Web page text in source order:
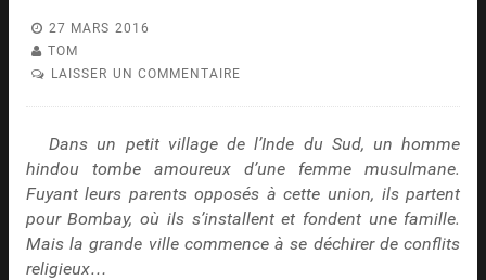
27 MARS 2016
TOM
LAISSER UN COMMENTAIRE
Dans un petit village de l’Inde du Sud, un homme
hindou tombe amoureux d’une femme musulmane.
Fuyant leurs parents opposés à cette union, ils partent
pour Bombay, où ils s’installent et fondent une famille.
Mais la grande ville commence à se déchirer de conflits
religieux…